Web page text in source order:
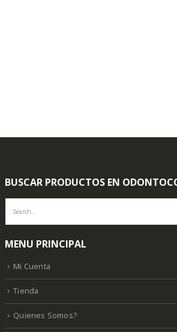
BUSCAR PRODUCTOS EN
MENU PRINCIPAL
Mi Cuenta
Tienda
Quienes Somos?